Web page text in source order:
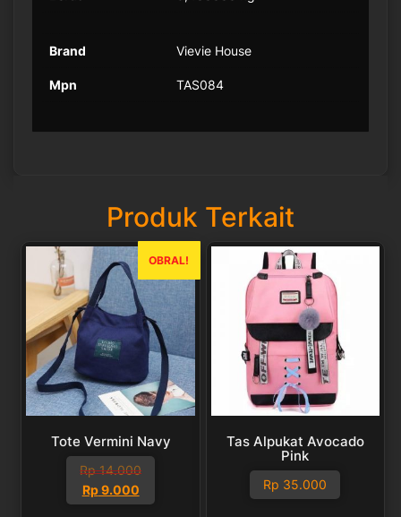
Brand Vievie House
Mpn TAS084
Produk Terkait
OBRAL!
Tote Vermini Navy
Rp14.000
Harga
aslinya
Rp9.000
Harga
saat
Tas Alpukat Avocado
Pink
Rp 35.000